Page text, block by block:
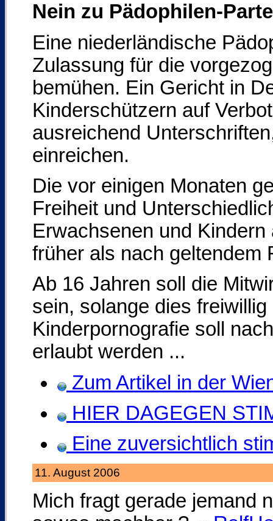
Nein zu Pädophilen-
Eine niederländische
Zulassung für die
bemühen. Ein Gericht in
Kinderschützern auf
ausreichend
einreichen.
Die vor einigen Monaten
Freiheit und
Erwachsenen und
früher als nach geltendem
Ab 16 Jahren soll die
sein, solange dies
Kinderpornografie soll
erlaubt werden ...
Zum Artikel in der
HIER DAGEGEN
Eine zuversichtlich
11. August 2006
Mich fragt gerade jemand